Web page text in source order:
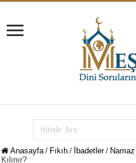
Anasayfa / Fıkıh / İbadetler / Namaz
Kılınır?